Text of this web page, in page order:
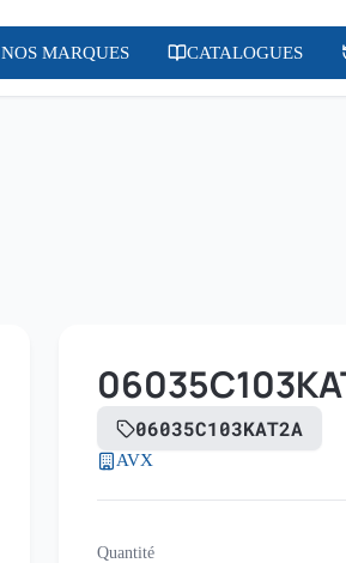
NOS MARQUES CATALOGUES
06035C103KAT2A
AVX
Quantité